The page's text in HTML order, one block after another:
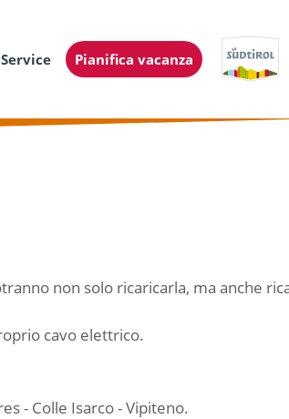
Pianifica vacanza
non solo ricaricarla, ma anche
cavo elettrico.
- Colle Isarco - Vipiteno.